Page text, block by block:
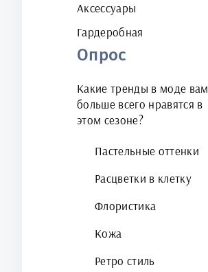
Аксессуары
Гардеробная
Опрос
Какие тренды в моде вам
больше всего нравятся в
этом сезоне?
Пастельные оттенки
Расцветки в клетку
Флористика
Кожа
Ретро стиль